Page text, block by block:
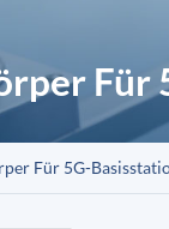
Für
Für 5G-